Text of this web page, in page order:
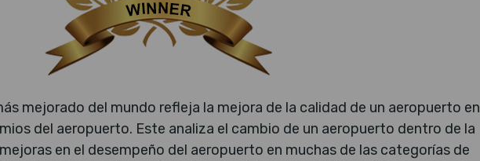
mejorado del mundo refleja la mejora de la calidad de un aeropuerto en
del aeropuerto. Este analiza el cambio de un aeropuerto dentro de la
en el desempeño del aeropuerto en muchas de las categorías de